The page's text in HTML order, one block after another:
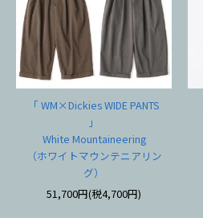
「 WM×Dickies WIDE PANTS
」
White Mountaineering
（ホワイトマウンテニアリン
グ）
51,700円(税4,700円)